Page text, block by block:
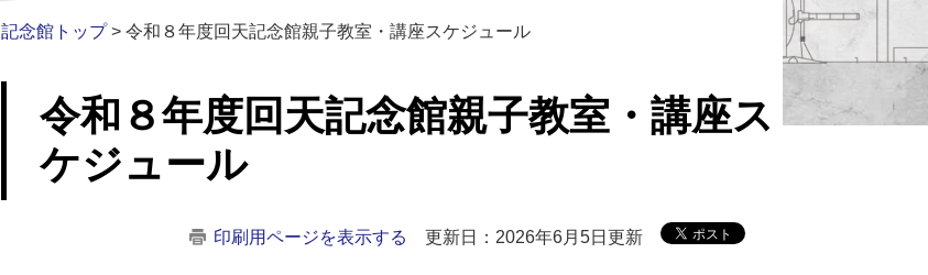
記念館トップ > 令和８年度回天記念館親子教室・講座スケジュール
令和８年度回天記念館親子教室・講座ス
ケジュール
印刷用ページを表示する 更新日：2026年6月5日更新